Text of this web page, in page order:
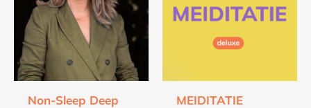
Non-Sleep Deep
MEIDITATIE